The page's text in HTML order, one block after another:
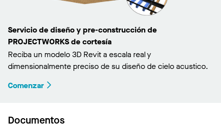
Servicio de diseño y pre-construcción de
PROJECTWORKS de cortesía
Reciba un modelo 3D Revit a escala real y
dimensionalmente preciso de su diseño de cielo acustico.
Comenzar
Documentos